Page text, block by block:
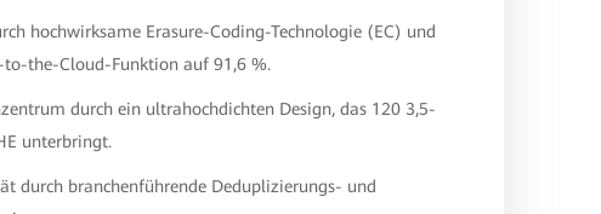
hochwirksame Erasure-Coding-Technologie (EC) und
the-Cloud-Funktion auf 91,6 %.
durch ein ultrahochdichten Design, das 120 3,5-
unterbringt.
durch branchenführende Deduplizierungs- und